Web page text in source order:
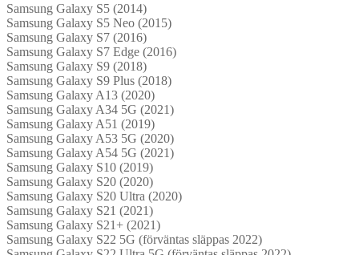
Samsung Galaxy S5 (2014)
Samsung Galaxy S5 Neo (2015)
Samsung Galaxy S7 (2016)
Samsung Galaxy S7 Edge (2016)
Samsung Galaxy S9 (2018)
Samsung Galaxy S9 Plus (2018)
Samsung Galaxy A13 (2020)
Samsung Galaxy A34 5G (2021)
Samsung Galaxy A51 (2019)
Samsung Galaxy A53 5G (2020)
Samsung Galaxy A54 5G (2021)
Samsung Galaxy S10 (2019)
Samsung Galaxy S20 (2020)
Samsung Galaxy S20 Ultra (2020)
Samsung Galaxy S21 (2021)
Samsung Galaxy S21+ (2021)
Samsung Galaxy S22 5G (förväntas släppas 2022)